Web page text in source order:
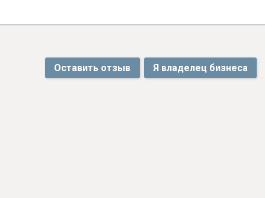
Оставить отзыв Я владелец бизнеса